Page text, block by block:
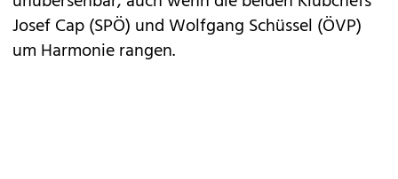
Josef Cap (SPÖ) und Wolfgang Schüssel (ÖVP)
um Harmonie rangen.